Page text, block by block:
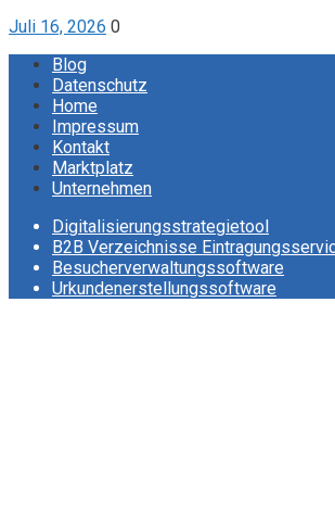
Juli 16, 2026 0
Blog
Datenschutz
Home
Impressum
Kontakt
Marktplatz
Unternehmen
Digitalisierungsstrategietool
B2B Verzeichnisse
Besucherverwaltungssoftware
Urkundenerstellungssoftware